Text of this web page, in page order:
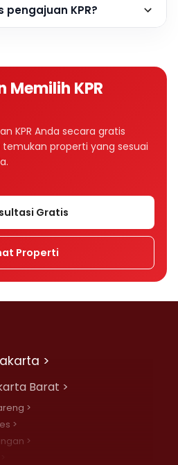
KPR?
Memilih KPR
KPR Anda secara gratis
properti yang sesuai
Gratis
Properti
>
Barat >
>
>
>